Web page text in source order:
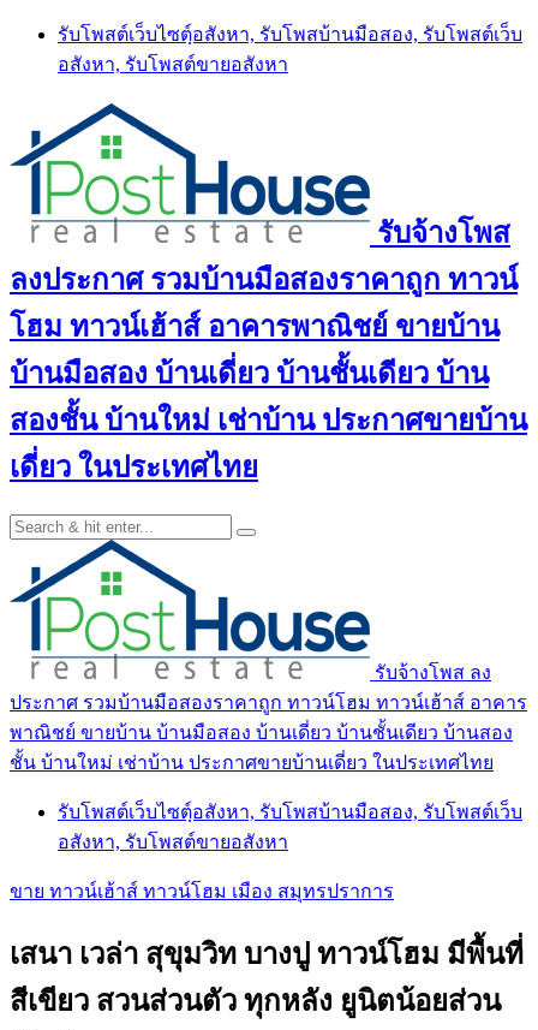
Skip
content
รับโพสต์เว็บไซตฺ์อสังหา, รับโพสบ้านมือสอง, รับโพสต์เว็บ
อสังหา, รับโพสต์ขายอสังหา
รับจ้างโพส
ลงประกาศ รวมบ้านมือสองราคาถูก ทาวน์
โฮม ทาวน์เฮ้าส์ อาคารพาณิชย์ ขายบ้าน
บ้านมือสอง บ้านเดี่ยว บ้านชั้นเดียว บ้าน
สองชั้น บ้านใหม่ เช่าบ้าน ประกาศขายบ้าน
เดี่ยว ในประเทศไทย
รับจ้างโพส ลง
ประกาศ รวมบ้านมือสองราคาถูก ทาวน์โฮม ทาวน์เฮ้าส์ อาคาร
พาณิชย์ ขายบ้าน บ้านมือสอง บ้านเดี่ยว บ้านชั้นเดียว บ้านสอง
ชั้น บ้านใหม่ เช่าบ้าน ประกาศขายบ้านเดี่ยว ในประเทศไทย
รับโพสต์เว็บไซตฺ์อสังหา, รับโพสบ้านมือสอง, รับโพสต์เว็บ
อสังหา, รับโพสต์ขายอสังหา
ขาย ทาวน์เฮ้าส์ ทาวน์โฮม เมือง สมุทรปราการ
เสนา เวล่า สุขุมวิท บางปู ทาวน์โฮม มีพื้นที่
สีเขียว สวนส่วนตัว ทุกหลัง ยูนิตน้อยส่วน